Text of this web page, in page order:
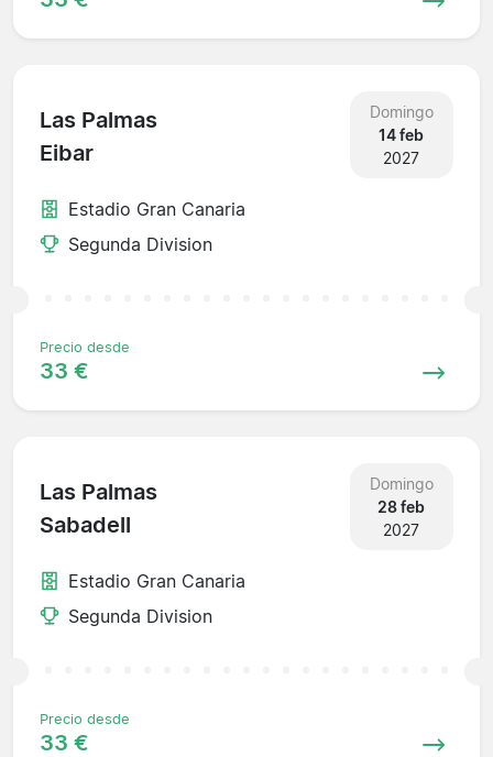
Las Palmas
Eibar
Domingo
14 feb
2027
Estadio Gran Canaria
Segunda Division
Precio desde
33 €
Las Palmas
Sabadell
Domingo
28 feb
2027
Estadio Gran Canaria
Segunda Division
Precio desde
33 €